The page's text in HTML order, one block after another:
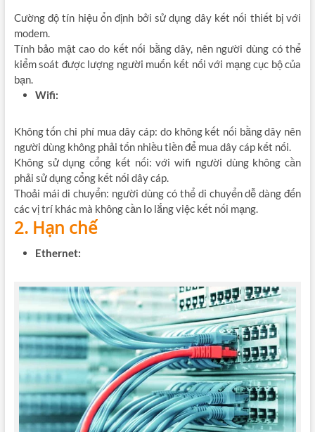
Cường độ tín hiệu ổn định bởi sử dụng dây kết nối thiết bị với
modem.
Tính bảo mật cao do kết nối bằng dây, nên người dùng có thể
kiểm soát được lượng người muốn kết nối với mạng cục bộ của
bạn.
Wifi:
Không tốn chi phí mua dây cáp: do không kết nối bằng dây nên
người dùng không phải tốn nhiều tiền để mua dây cáp kết nối.
Không sử dụng cổng kết nối: với wifi người dùng không cần
phải sử dụng cổng kết nối dây cáp.
Thoải mái di chuyển: người dùng có thể di chuyển dễ dàng đến
các vị trí khác mà không cần lo lắng việc kết nối mạng.
2. Hạn chế
Ethernet: